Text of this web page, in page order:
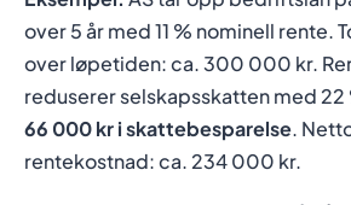
over 5 år med 11 % nominell rente.
over løpetiden: ca. 300 000 kr.
reduserer selskapsskatten med
66 000 kr i skattebesparelse.
rentekostnad: ca. 234 000 kr.